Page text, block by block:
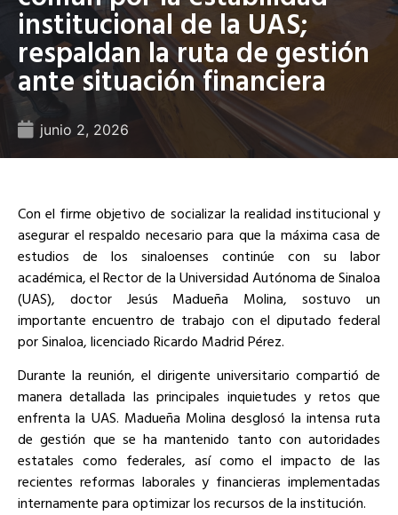
institucional de la UAS;
respaldan la ruta de gestión
ante situación financiera
junio 2, 2026
Con el firme objetivo de socializar la realidad institucional y
asegurar el respaldo necesario para que la máxima casa de
estudios de los sinaloenses continúe con su labor
académica, el Rector de la Universidad Autónoma de Sinaloa
(UAS), doctor Jesús Madueña Molina, sostuvo un
importante encuentro de trabajo con el diputado federal
por Sinaloa, licenciado Ricardo Madrid Pérez.
Durante la reunión, el dirigente universitario compartió de
manera detallada las principales inquietudes y retos que
enfrenta la UAS. Madueña Molina desglosó la intensa ruta
de gestión que se ha mantenido tanto con autoridades
estatales como federales, así como el impacto de las
recientes reformas laborales y financieras implementadas
internamente para optimizar los recursos de la institución.